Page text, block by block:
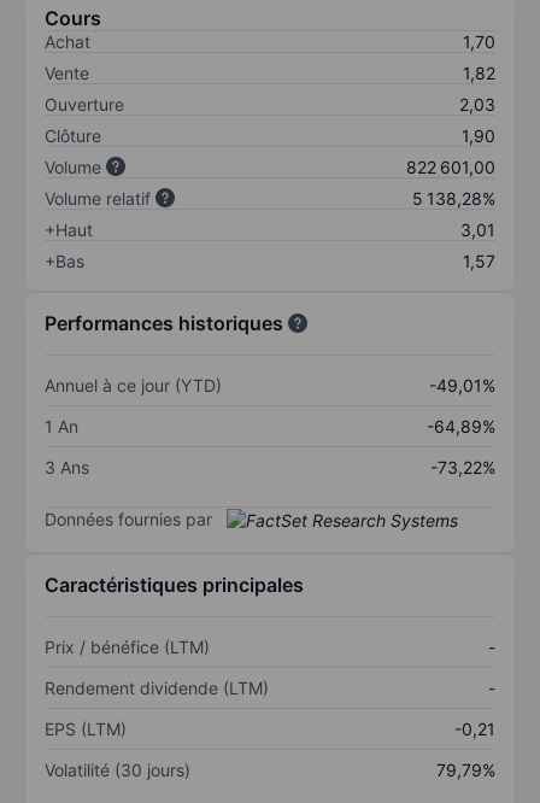
Cours
Achat
1,70
Vente
1,82
Ouverture
2,03
Clôture
1,90
Volume
822 601,00
Volume relatif
5 138,28%
+Haut
3,01
+Bas
1,57
Performances historiques
Annuel à ce jour (YTD)
-49,01%
1 An
-64,89%
3 Ans
-73,22%
Données fournies par
Caractéristiques principales
Prix / bénéfice (LTM)
-
Rendement dividende (LTM)
-
EPS (LTM)
-0,21
Volatilité (30 jours)
79,79%